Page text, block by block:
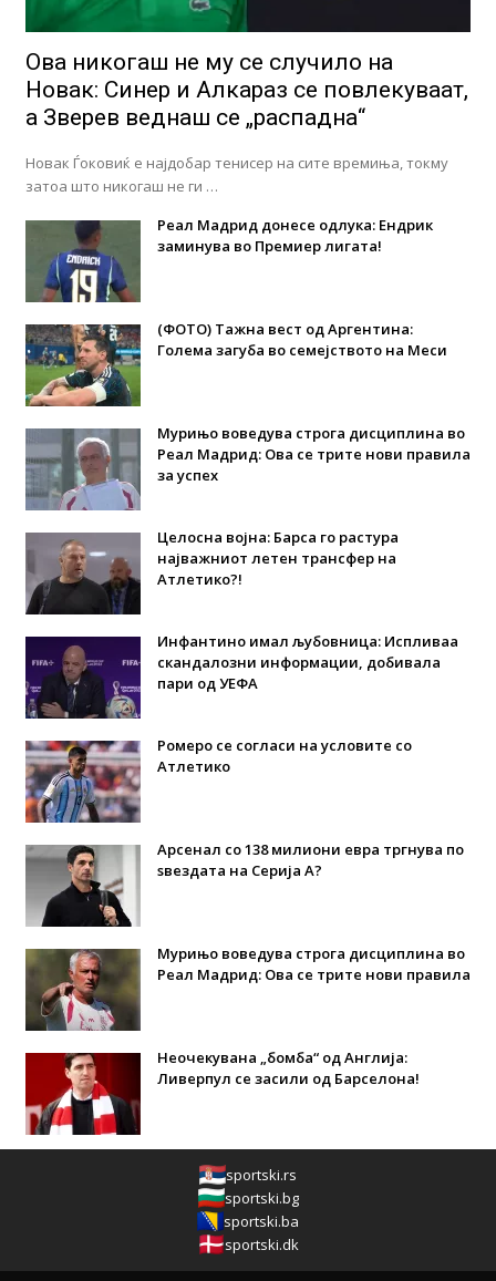
Ова никогаш не му се случило на
Новак: Синер и Алкараз се повлекуваат,
а Зверев веднаш се „распадна“
Новак Ѓоковиќ е најдобар тенисер на сите времиња, токму
затоа што никогаш не ги …
Реал Мадрид донесе одлука: Eндрик
заминува во Премиер лигата!
(ФОТО) Тажна вест од Аргентина:
Голема загуба во семејството на Меси
Мурињо воведува строга дисциплина во
Реал Мадрид: Ова се трите нови правила
за успех
Целосна војна: Барса го растура
најважниот летен трансфер на
Атлетико?!
Инфантино имал љубовница: Испливаа
скандалозни информации, добивала
пари од УЕФА
Ромеро се согласи на условите со
Атлетико
Арсенал со 138 милиони евра тргнува по
ѕвездата на Серија А?
Мурињо воведува строга дисциплина во
Реал Мадрид: Ова се трите нови правила
Неочекувана „бомба“ од Англија:
Ливерпул се засили од Барселона!
sportski.rs
sportski.bg
sportski.ba
sportski.dk